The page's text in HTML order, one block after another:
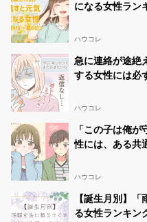
になる女性ラン
ハウコレ
急に連絡が途絶
する女性には必
ハウコレ
「この子は俺
性には、ある共
ハウコレ
【誕生月別】
る女性ランキン